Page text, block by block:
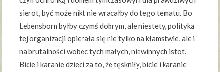
sierot, być może nikt nie wracałby do tego tematu. Bo
Lebensborn byłby czymś dobrym, ale niestety, polityka
tej organizacji opierała się nie tylko na kłamstwie, ale i
na brutalności wobec tych małych, niewinnych istot.
Bicie i karanie dzieci za to, że tęskniły, bicie i karanie